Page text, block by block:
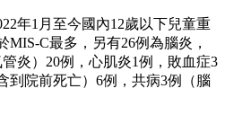
年1月至今國內12歲以下兒童重
MIS-C最多，另有26例為腦炎，
炎）20例，心肌炎1例，敗血症3
到院前死亡）6例，共病3例（腦